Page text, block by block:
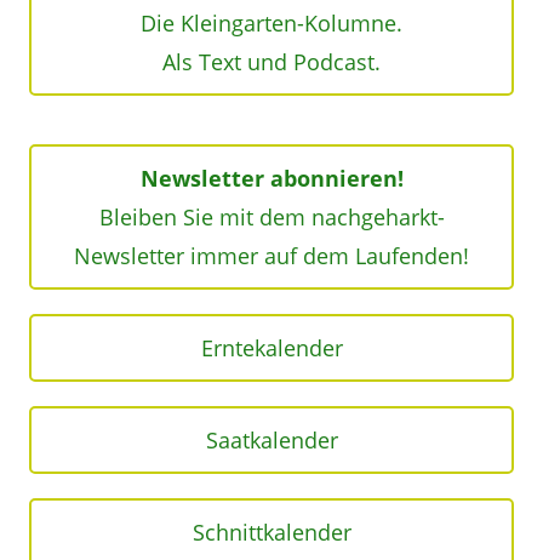
Die Kleingarten-Kolumne.
Als Text und Podcast.
Newsletter abonnieren!
Bleiben Sie mit dem nachgeharkt-
Newsletter immer auf dem Laufenden!
Erntekalender
Saatkalender
Schnittkalender